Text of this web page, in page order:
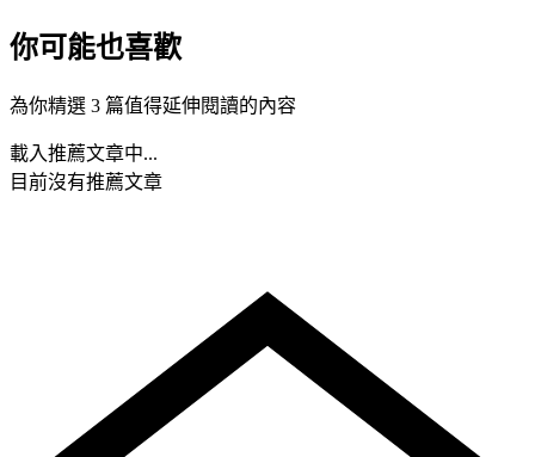
你可能也喜歡
為你精選 3 篇值得延伸閱讀的內容
載入推薦文章中...
目前沒有推薦文章